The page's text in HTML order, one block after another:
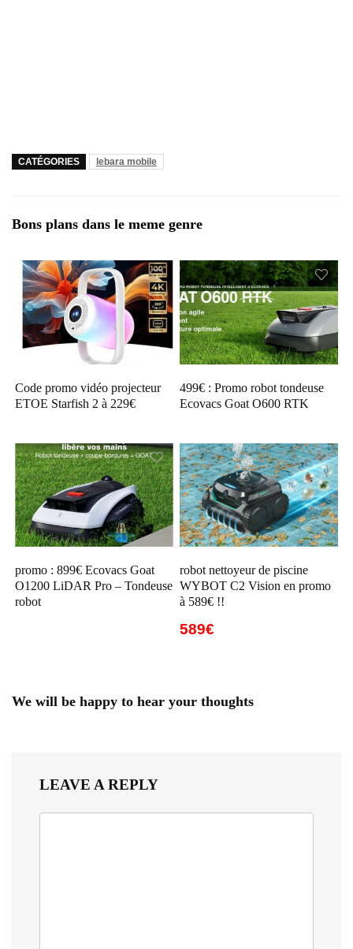
CATÉGORIES lebara mobile
Bons plans dans le meme genre
Code promo vidéo projecteur
ETOE Starfish 2 à 229€
499€ : Promo robot tondeuse
Ecovacs Goat O600 RTK
promo : 899€ Ecovacs Goat
O1200 LiDAR Pro – Tondeuse
robot
robot nettoyeur de piscine
WYBOT C2 Vision en promo
à 589€ !!
589€
We will be happy to hear your thoughts
LEAVE A REPLY